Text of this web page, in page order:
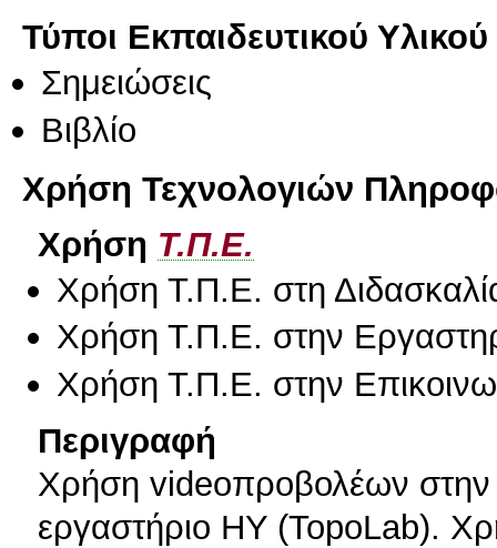
Τύποι Εκπαιδευτικού Υλικού
Σημειώσεις
Βιβλίο
Χρήση Τεχνολογιών
Χρήση Τ.Π.Ε.
Χρήση Τ.Π.Ε. στη
Χρήση Τ.Π.Ε. στην
Χρήση Τ.Π.Ε. στην
Περιγραφή
Χρήση videoπροβολέων στην
εργαστήριο ΗΥ (TopoLab).